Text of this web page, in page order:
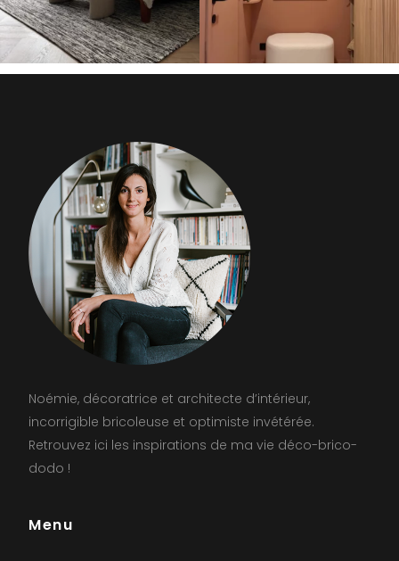
Noémie, décoratrice et architecte d’intérieur,
incorrigible bricoleuse et optimiste invétérée.
Retrouvez ici les inspirations de ma vie déco-brico-
dodo !
Menu